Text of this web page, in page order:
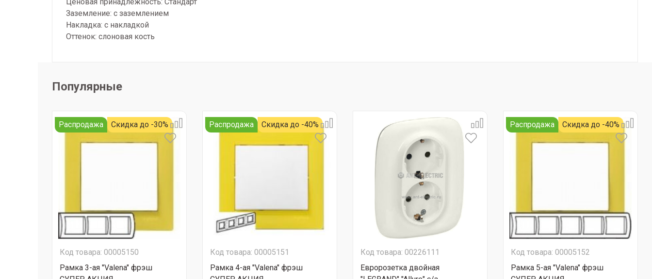
Заземление: с заземлением
Накладка: с накладкой
Оттенок: слоновая кость
Популярные
Распродажа Скидка до -30%
Код товара: 00005150
Рамка 3-ая "Valena" фрэш
Распродажа Скидка до -40%
Код товара: 00005151
Рамка 4-ая "Valena" фрэш
Код товара: 00226111
Евророзетка двойная
Распродажа Скидка до -40%
Код товара: 00005152
Рамка 5-ая "Valena" фрэш